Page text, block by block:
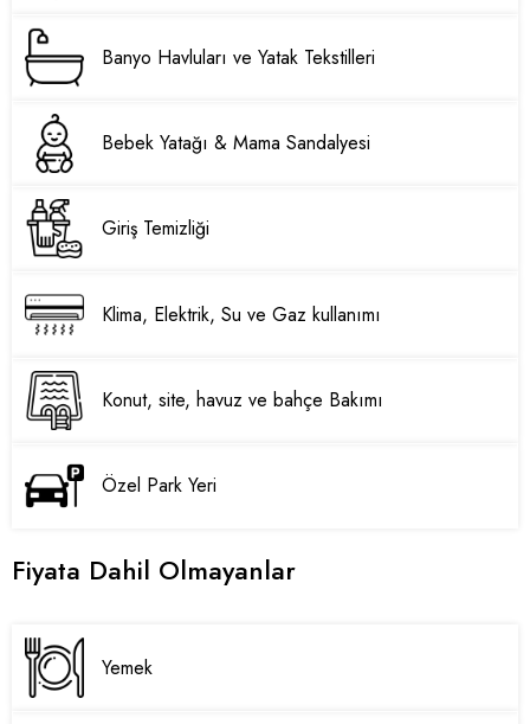
Banyo Havluları ve Yatak Tekstilleri
Bebek Yatağı & Mama Sandalyesi
Giriş Temizliği
Klima, Elektrik, Su ve Gaz kullanımı
Konut, site, havuz ve bahçe Bakımı
Özel Park Yeri
Fiyata Dahil Olmayanlar
Yemek